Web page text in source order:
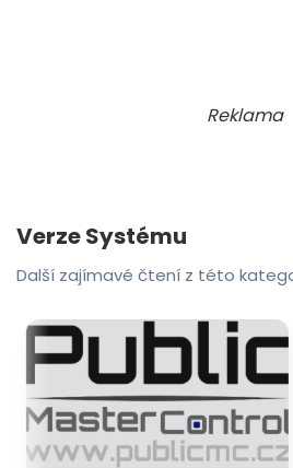
Reklama
Verze Systému
Další zajímavé čtení z této